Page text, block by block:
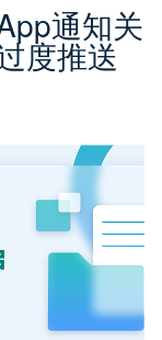
通知关
度推送